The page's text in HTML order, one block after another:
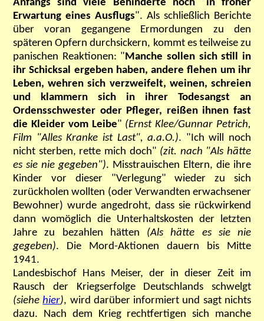
Anfangs sind viele Behinderte noch "in froher
Erwartung eines Ausflugs". Als schließlich Berichte
über voran gegangene Ermordungen zu den
späteren Opfern durchsickern, kommt es teilweise zu
panischen Reaktionen: "Manche sollen sich still in
ihr Schicksal ergeben haben, andere flehen um ihr
Leben, wehren sich verzweifelt, weinen, schreien
und klammern sich in ihrer Todesangst an
Ordensschwester oder Pfleger, reißen ihnen fast
die Kleider vom Leibe" (Ernst Klee/Gunnar Petrich,
Film "Alles Kranke ist Last", a.a.O.). "Ich will noch
nicht sterben, rette mich doch" (zit. nach "Als hätte
es sie nie gegeben"). Misstrauischen Eltern, die ihre
Kinder vor dieser "Verlegung" wieder zu sich
zurückholen wollten (oder Verwandten erwachsener
Bewohner) wurde angedroht, dass sie rückwirkend
dann womöglich die Unterhaltskosten der letzten
Jahre zu bezahlen hätten (Als hätte es sie nie
gegeben). Die Mord-Aktionen dauern bis Mitte
1941.
Landesbischof Hans Meiser, der in dieser Zeit im
Rausch der Kriegserfolge Deutschlands schwelgt
(siehehier), wird darüber informiert und sagt nichts
dazu. Nach dem Krieg rechtfertigen sich manche